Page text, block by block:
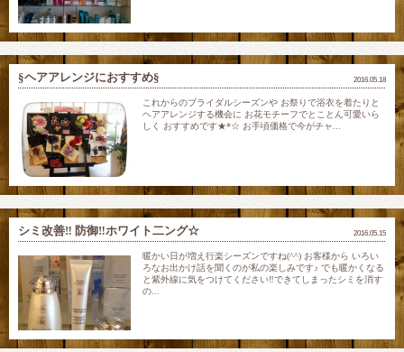
2016.05.18
§ヘアアレンジにおすすめ§
これからのブライダルシーズンや お祭りで浴衣を着たりと
ヘアアレンジする機会に お花モチーフでとことん可愛いら
しく おすすめです★*☆ お手頃価格で今がチャ...
2016.05.15
シミ改善‼︎ 防御‼︎ホワイト二ング☆
暖かい日が増え行楽シーズンですね(^^) お客様から いろい
ろなお出かけ話を聞くのが私の楽しみです♪ でも暖かくなる
と紫外線に気をつけてください‼︎できてしまったシミを消す
の...